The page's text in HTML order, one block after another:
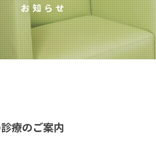
お知らせ
療のご案内